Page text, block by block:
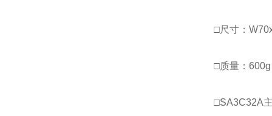
□尺寸：
□质量：
□SA3C32A